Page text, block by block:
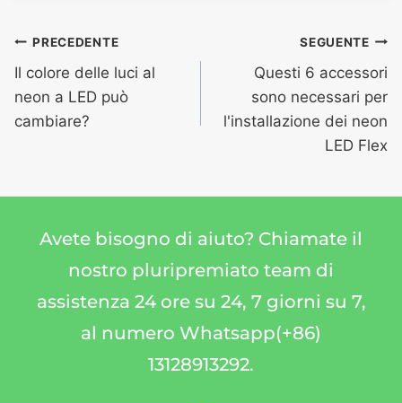
PRECEDENTE
Il colore delle luci al
neon a LED può
cambiare?
SEGUENTE
Questi 6 accessori
sono necessari per
l'installazione dei neon
LED Flex
Avete bisogno di aiuto? Chiamate il
nostro pluripremiato team di
assistenza 24 ore su 24, 7 giorni su 7,
al numero Whatsapp(+86)
13128913292.